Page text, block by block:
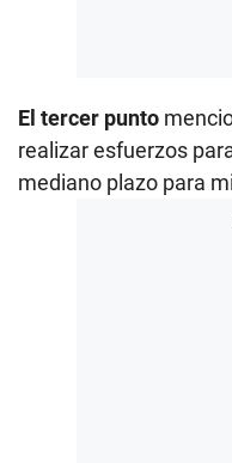
El tercer punto
realizar esfuerzos
mediano plazo para